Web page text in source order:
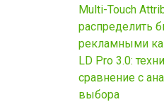
Multi-Touch
распределить
рекламными
LD Pro 3.0:
сравнение с
выбора